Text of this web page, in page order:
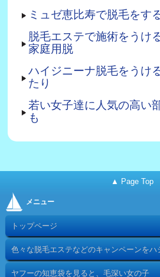
ミュゼ恵比寿で脱毛をす
脱毛エステで施術をうけ
家庭用脱
ハイジニーナ脱毛をうけ
たり
若い女子達に人気の高い
も
▲ Page Top
メニュー
トップページ
色々な脱毛エステなどのキャンペーンをハ
ヤフーの知恵袋を見ると、毛深い女の子